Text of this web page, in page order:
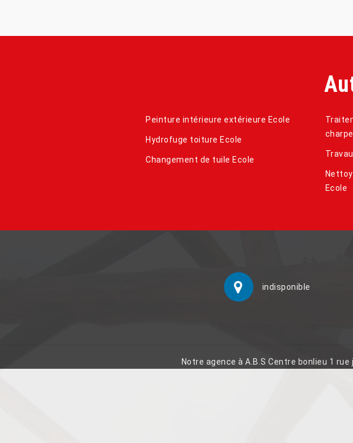
Peinture intérieure extérieure Ecole
Hydrofuge toiture Ecole
Changement de tuile Ecole
Ecole
indisponible
Notre agence à A.B.S Centre bonlieu 1 rue